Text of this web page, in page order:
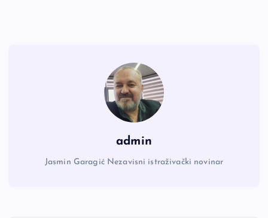
admin
Jasmin Garagić Nezavisni istraživački novinar